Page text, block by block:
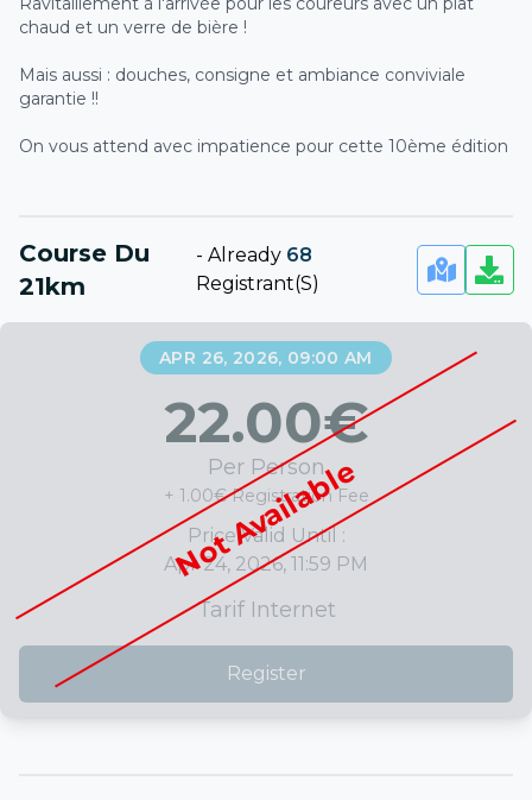
chaud et un verre de bière !
Mais aussi : douches, consigne et ambiance conviviale
garantie !!
On vous attend avec impatience pour cette 10ème édition
Course Du
21km
-Already 68
Registrant(s)
Not Available
APR 26, 2026, 09:00 AM
22.00€
Per Person
+ 1.00€ Registration Fee
Price Valid Until :
Apr 24, 2026, 11:59 PM
Tarif Internet
Register